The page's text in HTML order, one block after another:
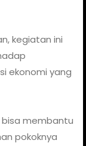
kegiatan ini
ekonomi yang
bisa membantu
pokoknya